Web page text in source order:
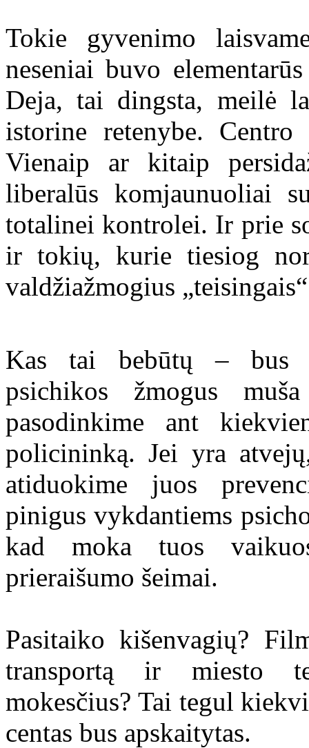
Tokie gyvenimo
neseniai buvo
Deja, tai dingsta, meilė
istorine retenybe.
Vienaip ar kitaip
liberalūs komjaunuoliai
totalinei kontrolei. Ir prie
ir tokių, kurie tiesiog
valdžiažmogius
Kas tai bebūtų – bus
psichikos žmogus
pasodinkime ant
policininką. Jei yra
atiduokime juos
pinigus vykdantiems
kad moka tuos
prieraišumo šeimai.
Pasitaiko kišenvagių?
transportą ir miesto
mokesčius? Tai tegul
centas bus apskaitytas.